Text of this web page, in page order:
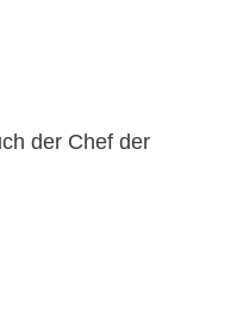
der Chef der